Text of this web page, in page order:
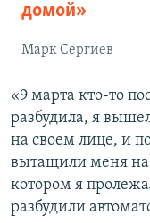
домой»
Марк Сергиев
«9 марта кто-то
разбудила, я
на своем лице, и
вытащили меня на
котором я
разбудили